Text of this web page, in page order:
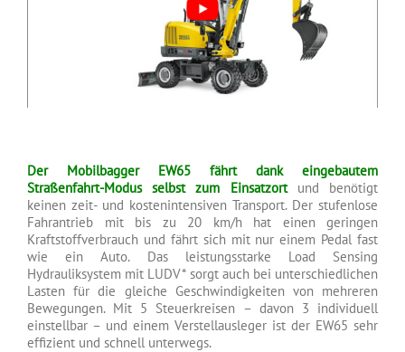
Der Mobilbagger EW65 fährt dank eingebautem
Straßenfahrt-Modus selbst zum Einsatzortund benötigt
keinen zeit- und kostenintensiven Transport. Der stufenlose
Fahrantrieb mit bis zu 20 km/h hat einen geringen
Kraftstoffverbrauch und fährt sich mit nur einem Pedal fast
wie ein Auto. Das leistungsstarke Load Sensing
Hydrauliksystem mit LUDV* sorgt auch bei unterschiedlichen
Lasten für die gleiche Geschwindigkeiten von mehreren
Bewegungen. Mit 5 Steuerkreisen – davon 3 individuell
einstellbar – und einem Verstellausleger ist der EW65 sehr
effizient und schnell unterwegs.